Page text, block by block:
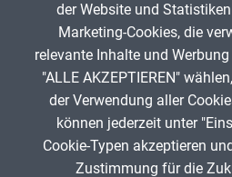
ANZEIGE
der Website und
Marketing-Cookies, die
relevante Inhalte und
"ALLE AKZEPTIEREN"
der Verwendung aller
können jederzeit unter
Cookie-Typen akzeptieren
Zustimmung für die